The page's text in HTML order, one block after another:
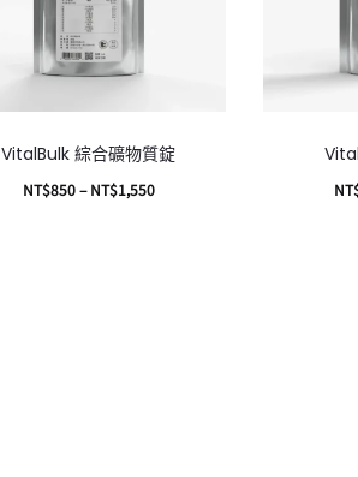
VitalBulk 綜合礦物質錠
NT$850– NT$1,550